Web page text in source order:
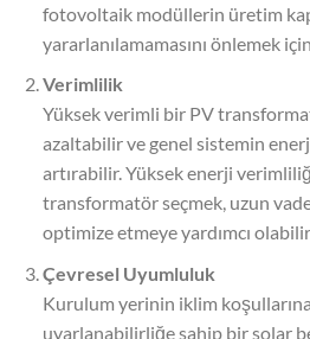
fotovoltaik modüllerin üretim
yararlanılamamasını önlemek
Verimlilik
Yüksek verimli bir PV
azaltabilir ve genel sistemin
artırabilir. Yüksek enerji
transformatör seçmek, uzun
optimize etmeye yardımcı
Çevresel Uyumluluk
Kurulum yerinin iklim
uyarlanabilirliğe sahip bir solar